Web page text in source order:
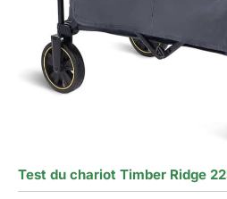
Test du chariot Timber Ridge